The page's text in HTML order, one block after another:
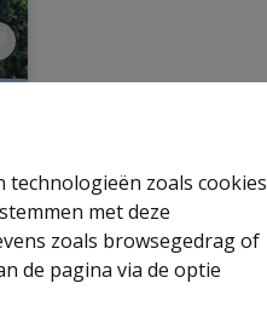
zoals cookies
met deze
zoals browsegedrag of
de pagina via de optie